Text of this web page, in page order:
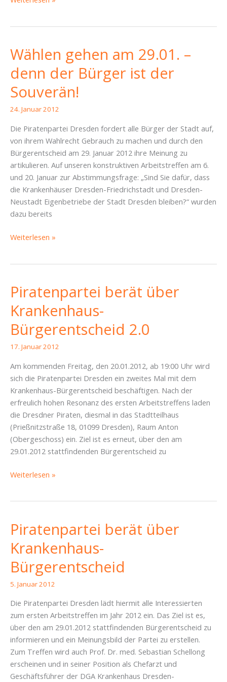
Wählen gehen am 29.01. –
denn der Bürger ist der
Souverän!
24. Januar 2012
Die Piratenpartei Dresden fordert alle Bürger der Stadt auf,
von ihrem Wahlrecht Gebrauch zu machen und durch den
Bürgerentscheid am 29. Januar 2012 ihre Meinung zu
artikulieren. Auf unseren konstruktiven Arbeitstreffen am 6.
und 20. Januar zur Abstimmungsfrage: „Sind Sie dafür, dass
die Krankenhäuser Dresden-Friedrichstadt und Dresden-
Neustadt Eigenbetriebe der Stadt Dresden bleiben?“ wurden
dazu bereits
Wählen
–
denn
der
ist
der
Weiterlesen »
Piratenpartei berät über
Krankenhaus-
Bürgerentscheid 2.0
17. Januar 2012
Am kommenden Freitag, den 20.01.2012, ab 19:00 Uhr wird
sich die Piratenpartei Dresden ein zweites Mal mit dem
Krankenhaus-Bürgerentscheid beschäftigen. Nach der
erfreulich hohen Resonanz des ersten Arbeitstreffens laden
die Dresdner Piraten, diesmal in das Stadtteilhaus
(Prießnitzstraße 18, 01099 Dresden), Raum Anton
(Obergeschoss) ein. Ziel ist es erneut, über den am
29.01.2012 stattfindenden Bürgerentscheid zu
Piratenpartei
Bürgerentscheid
2.0
Weiterlesen »
Piratenpartei berät über
Krankenhaus-
Bürgerentscheid
5. Januar 2012
Die Piratenpartei Dresden lädt hiermit alle Interessierten
zum ersten Arbeitstreffen im Jahr 2012 ein. Das Ziel ist es,
über den am 29.01.2012 stattfindenden Bürgerentscheid zu
informieren und ein Meinungsbild der Partei zu erstellen.
Zum Treffen wird auch Prof. Dr. med. Sebastian Schellong
erscheinen und in seiner Position als Chefarzt und
Geschäftsführer der DGA Krankenhaus Dresden-